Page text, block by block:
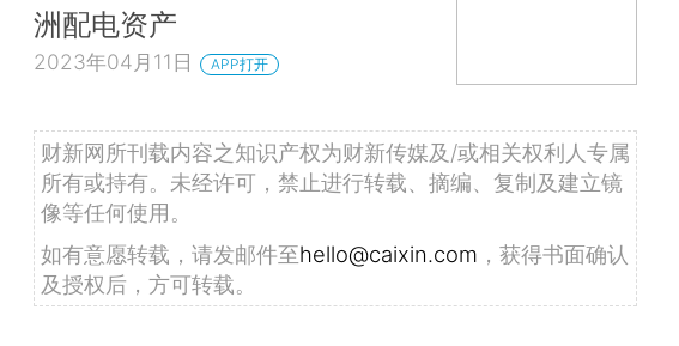
洲配电资产
2023年04月11日 APP打开
财新网所刊载内容之知识产权为财新传媒及/或相关权利人专属
所有或持有。未经许可，禁止进行转载、摘编、复制及建立镜
像等任何使用。
如有意愿转载，请发邮件至hello@caixin.com ，获得书面确认
及授权后，方可转载。